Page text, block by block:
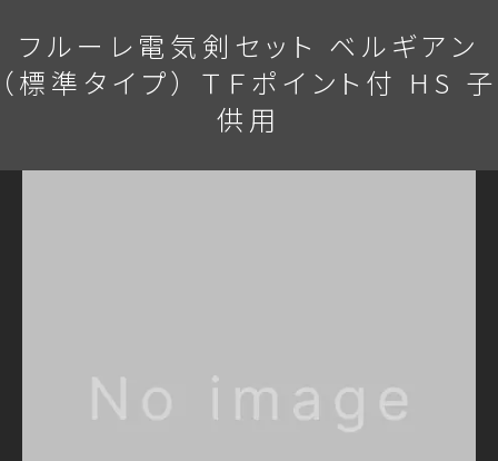
お問合わせ
フルーレ電気剣セット ベルギアン
（標準タイプ） ＴＦポイント付 HS 子
供用